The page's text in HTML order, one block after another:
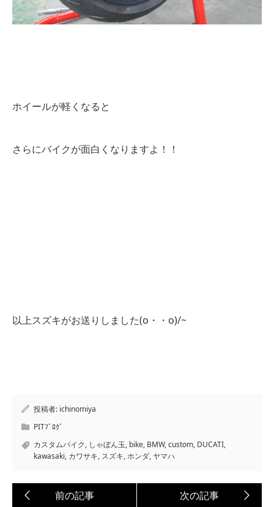
ホイールが軽くなると
さらにバイクが面白くなりますよ！！
以上スズキがお送りしました(o・・o)/~
投稿者: ichinomiya
PITﾌﾞﾛｸﾞ
カスタムバイク, しゃぼん玉, bike, BMW,custom, DUCATI,
kawasaki, カワサキ, スズキ,ホンダ, ヤマハ